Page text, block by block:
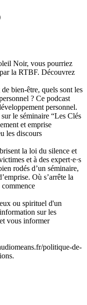
Noir, vous pourriez
la RTBF. Découvrez
bien-être, quels sont les
? Ce podcast
personnel.
le séminaire “Les Clés
et emprise
les discours
la loi du silence et
et à des expert·e·s
rodés d’un séminaire,
Où s’arrête la
ou spirituel d'un
sur les
vous informer
politique-de-